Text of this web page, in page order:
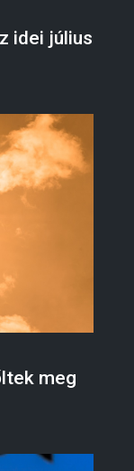
idei július
meg